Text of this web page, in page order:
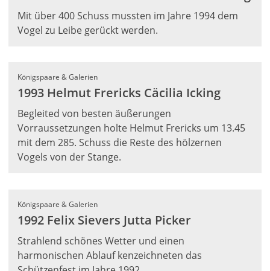
Mit über 400 Schuss mussten im Jahre 1994 dem
Vogel zu Leibe gerückt werden.
Königspaare & Galerien
1993 Helmut Frericks Cäcilia Icking
Begleited von besten äußerungen
Vorraussetzungen holte Helmut Frericks um 13.45
mit dem 285. Schuss die Reste des hölzernen
Vogels von der Stange.
Königspaare & Galerien
1992 Felix Sievers Jutta Picker
Strahlend schönes Wetter und einen
harmonischen Ablauf kenzeichneten das